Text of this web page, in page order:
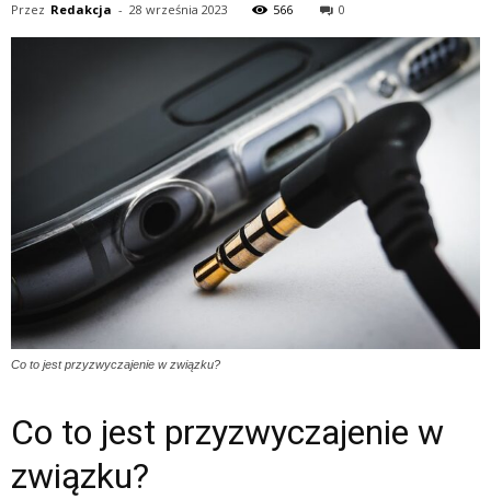
Przez Redakcja - 28 września 2023 566 0
Co to jest przyzwyczajenie w związku?
Co to jest przyzwyczajenie w
związku?